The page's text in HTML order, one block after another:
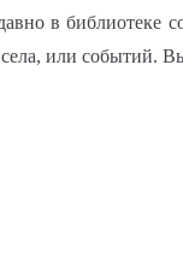
в библиотеке
или событий.